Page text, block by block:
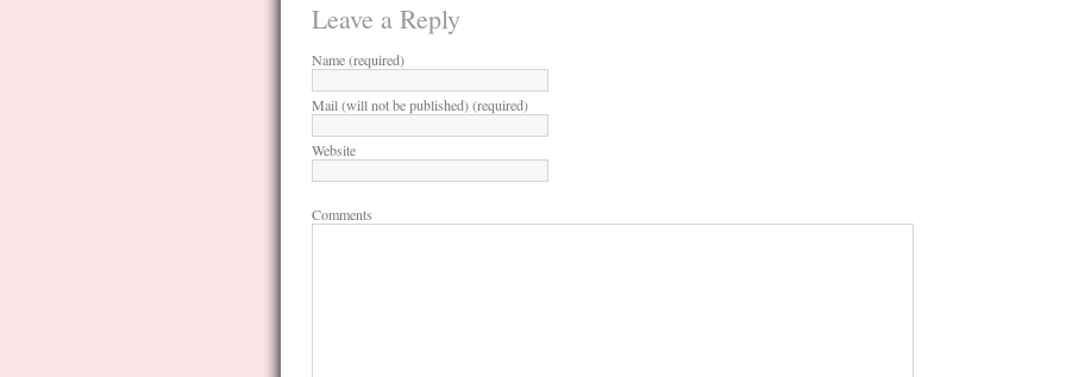
Leave a Reply
Name (required)
Mail (will not be published) (required)
Website
Comments